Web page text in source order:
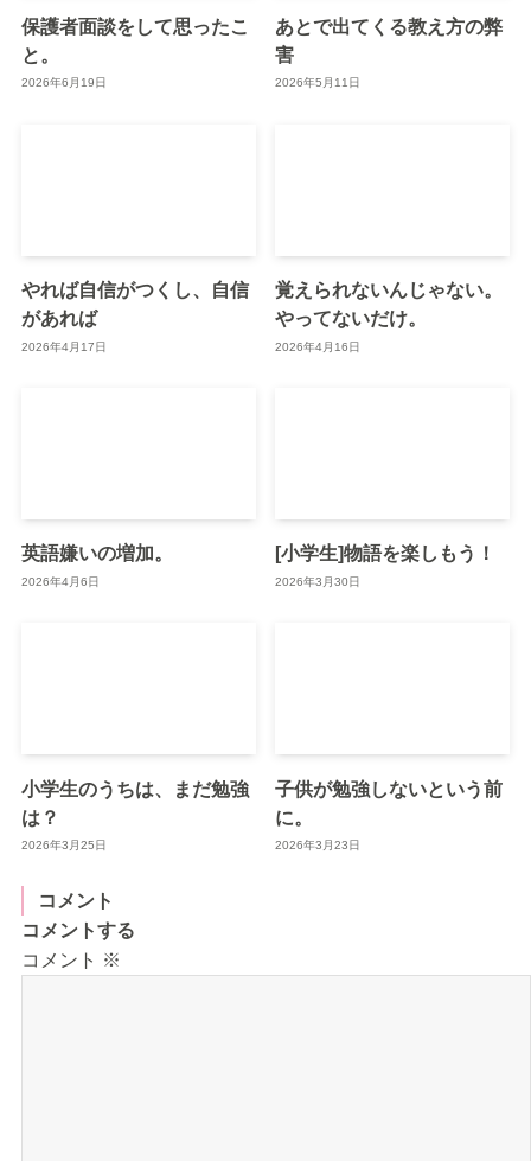
保護者面談をして思ったこ
と。
2026年6月19日
あとで出てくる教え方の弊
害
2026年5月11日
やれば自信がつくし、自信
があれば
2026年4月17日
覚えられないんじゃない。
やってないだけ。
2026年4月16日
英語嫌いの増加。
2026年4月6日
[小学生]物語を楽しもう！
2026年3月30日
小学生のうちは、まだ勉強
は？
2026年3月25日
子供が勉強しないという前
に。
2026年3月23日
コメント
コメントする
コメント ※